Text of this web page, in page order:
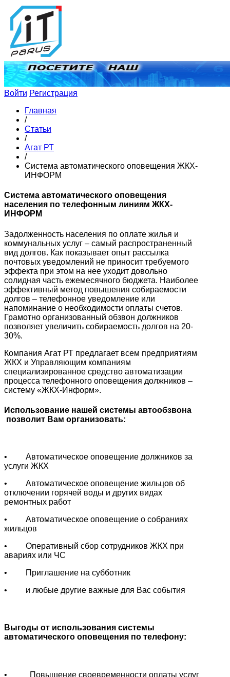
Войти Регистрация
Главная
/
Статьи
/
Агат РТ
/
Система автоматического оповещения ЖКХ-
ИНФОРМ
Система автоматического оповещения
населения по телефонным линиям ЖКХ-
ИНФОРМ
Задолженность населения по оплате жилья и
коммунальных услуг – самый распространенный
вид долгов. Как показывает опыт рассылка
почтовых уведомлений не приносит требуемого
эффекта при этом на нее уходит довольно
солидная часть ежемесячного бюджета. Наиболее
эффективный метод повышения собираемости
долгов – телефонное уведомление или
напоминание о необходимости оплаты счетов.
Грамотно организованный обзвон должников
позволяет увеличить собираемость долгов на 20-
30%.
Компания Агат РТ предлагает всем предприятиям
ЖКХ и Управляющим компаниям
специализированное средство автоматизации
процесса телефонного оповещения должников –
систему «ЖКХ-Информ».
Использование нашей системы автообзвона
позволит Вам организовать:
• Автоматическое оповещение должников за
услуги ЖКХ
• Автоматическое оповещение жильцов об
отключении горячей воды и других видах
ремонтных работ
• Автоматическое оповещение о собраниях
жильцов
• Оперативный сбор сотрудников ЖКХ при
авариях или ЧС
• Приглашение на субботник
• и любые другие важные для Вас события
Выгоды от использования системы
автоматического оповещения по телефону:
• Повышение своевременности оплаты услуг